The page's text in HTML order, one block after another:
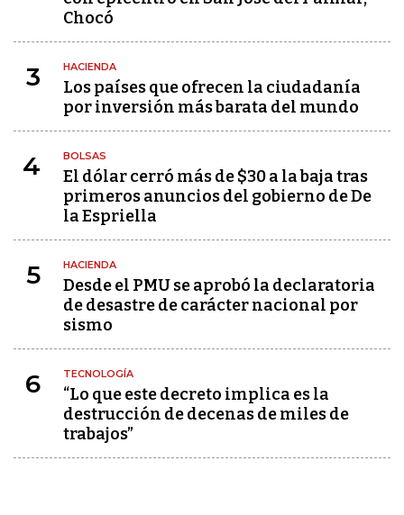
Chocó
3 HACIENDA
Los países que ofrecen la ciudadanía
por inversión más barata del mundo
4 BOLSAS
El dólar cerró más de $30 a la baja tras
primeros anuncios del gobierno de De
la Espriella
5 HACIENDA
Desde el PMU se aprobó la declaratoria
de desastre de carácter nacional por
sismo
6 TECNOLOGÍA
“Lo que este decreto implica es la
destrucción de decenas de miles de
trabajos”